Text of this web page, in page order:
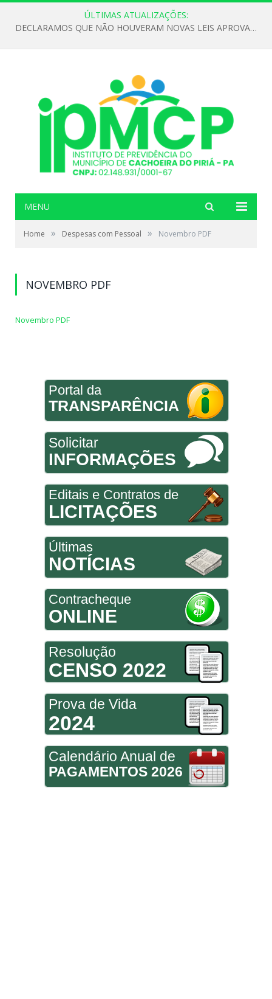
ÚLTIMAS ATUALIZAÇÕES:
DECLARAMOS QUE NÃO HOUVERAM NOVAS LEIS APROVADAS ATÉ O MOMENTO PARA O INSTITUTO DE PREVIDÊNCIA NO ANO DE 2026
MENU
Home » Despesas com Pessoal » Novembro PDF
NOVEMBRO PDF
Novembro PDF
Portal da
TRANSPARÊNCIA
Solicitar
INFORMAÇÕES
Editais e Contratos de
LICITAÇÕES
Últimas
NOTÍCIAS
Contracheque
ONLINE
Resolução
CENSO 2022
Prova de Vida
2024
Calendário Anual de
PAGAMENTOS 2026